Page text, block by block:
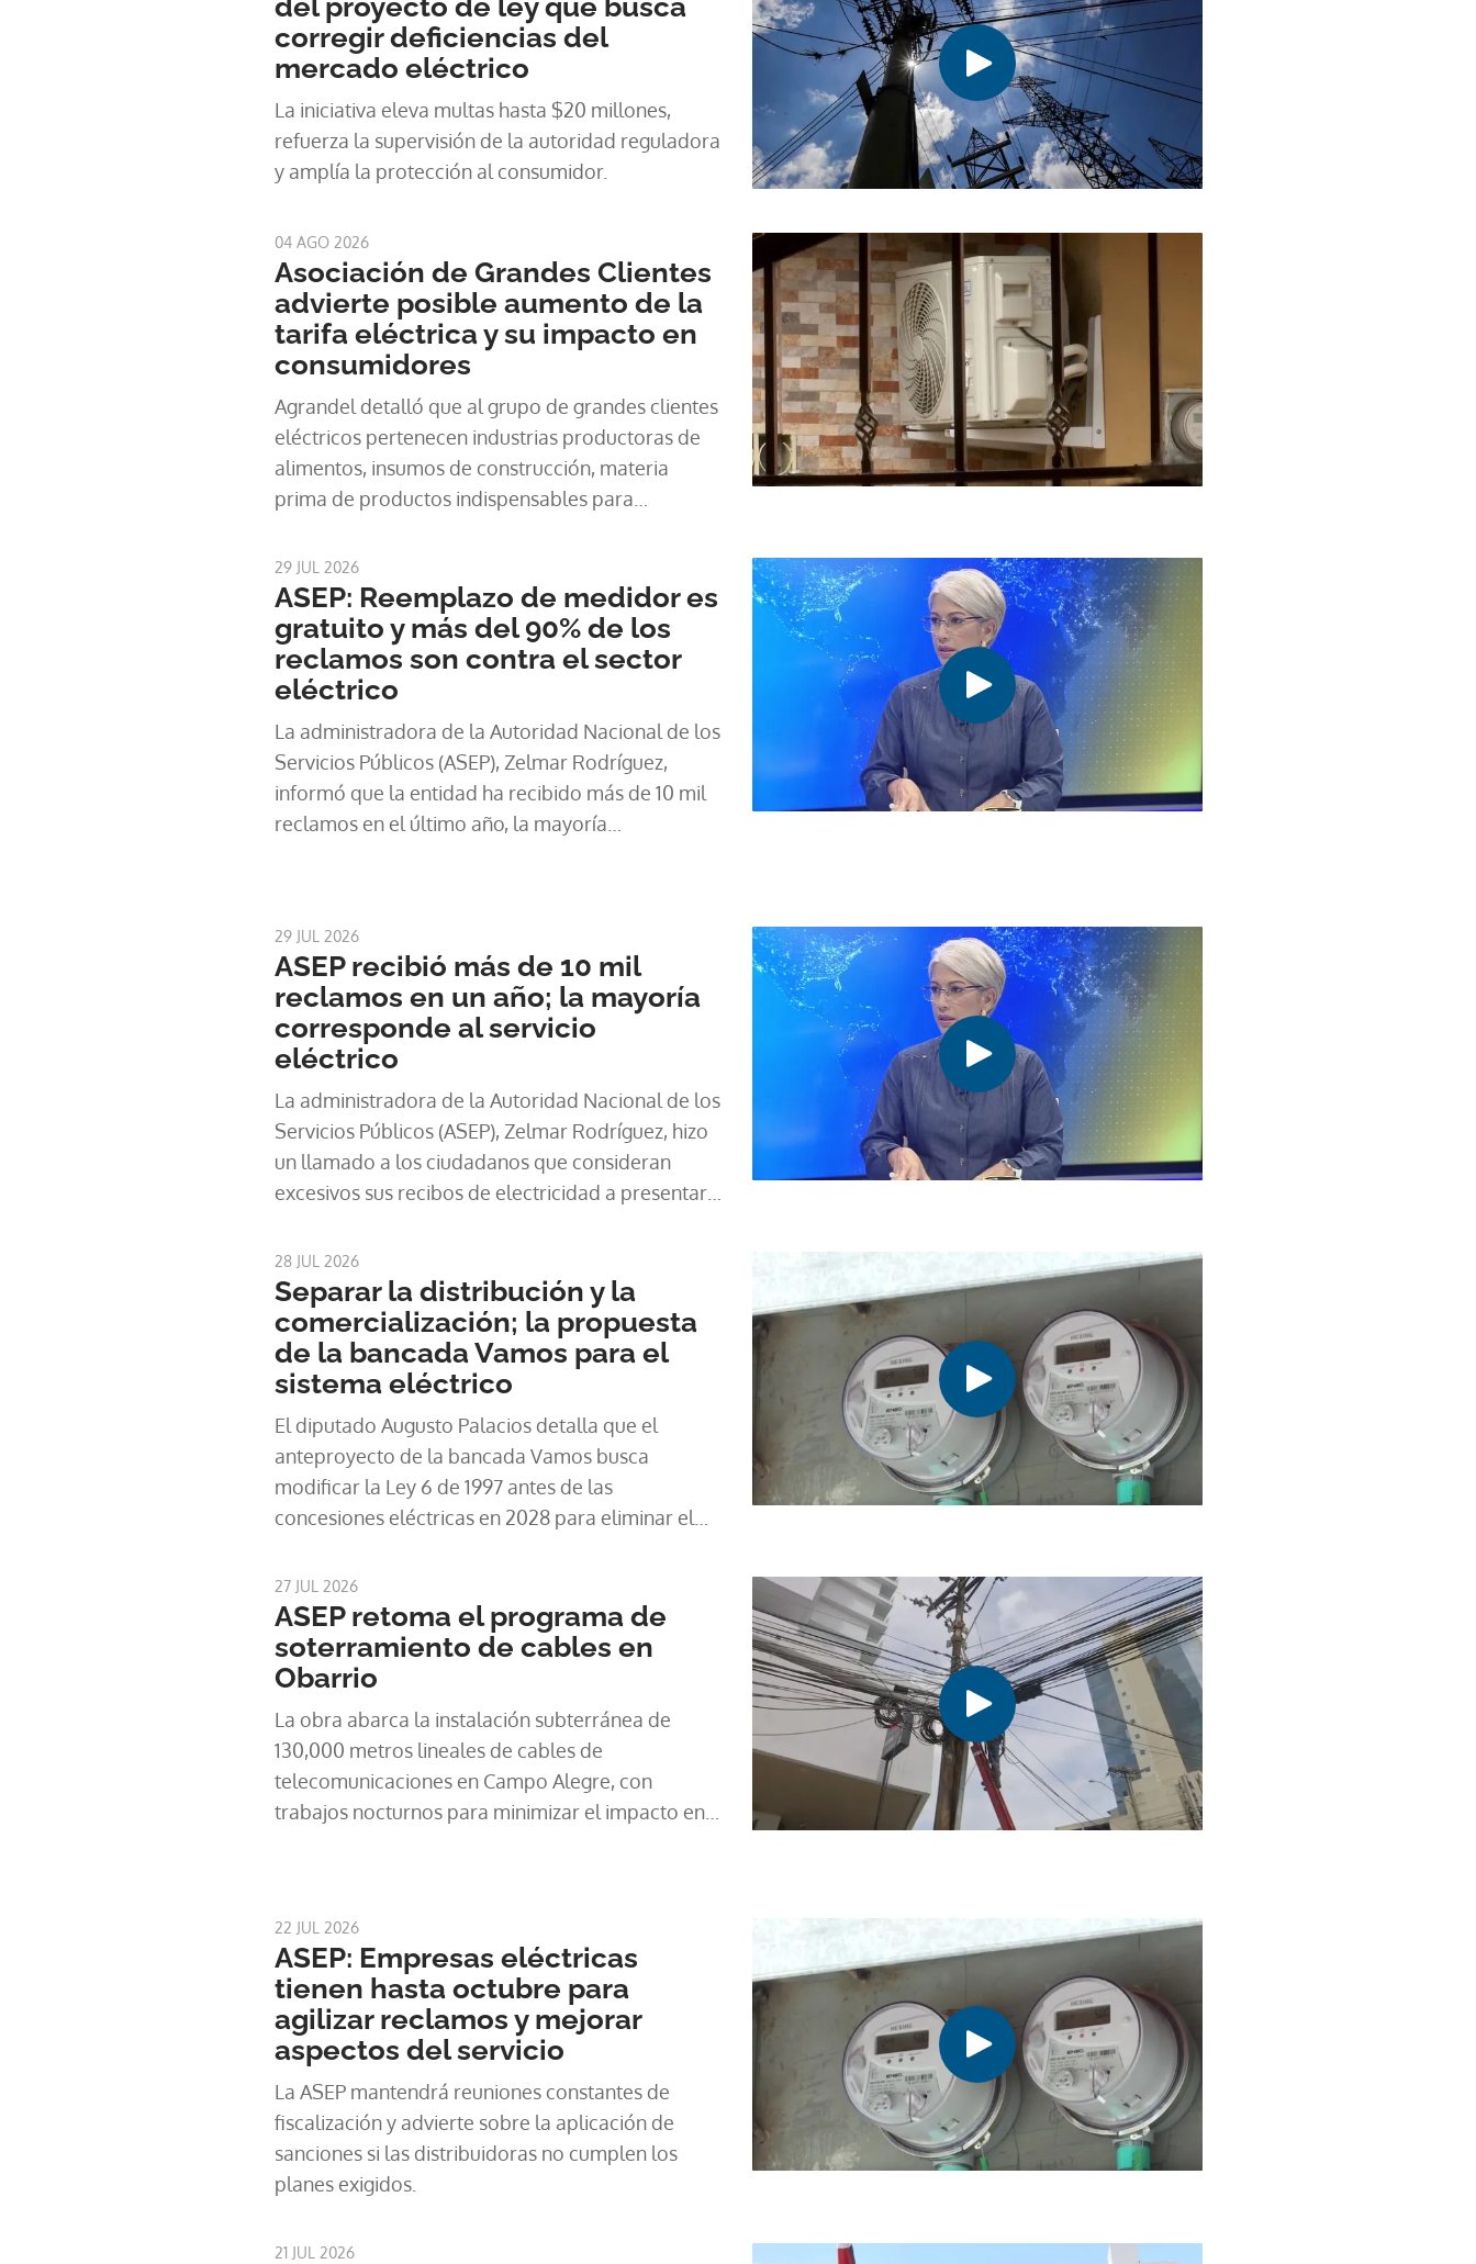
del proyecto de ley que busca
corregir deficiencias del
mercado eléctrico
La iniciativa eleva multas hasta $20 millones,
refuerza la supervisión de la autoridad reguladora
y amplía la protección al consumidor.
04 AGO 2026
Asociación de Grandes Clientes
advierte posible aumento de la
tarifa eléctrica y su impacto en
consumidores
Agrandel detalló que al grupo de grandes clientes
eléctricos pertenecen industrias productoras de
alimentos, insumos de construcción, materia
prima de productos indispensables para
empresas que empl
29 JUL 2026
ASEP: Reemplazo de medidor es
gratuito y más del 90% de los
reclamos son contra el sector
eléctrico
La administradora de la Autoridad Nacional de los
Servicios Públicos (ASEP), Zelmar Rodríguez,
informó que la entidad ha recibido más de 10 mil
reclamos en el último año, la mayoría
29 JUL 2026
ASEP recibió más de 10 mil
reclamos en un año; la mayoría
corresponde al servicio
eléctrico
La administradora de la Autoridad Nacional de los
Servicios Públicos (ASEP), Zelmar Rodríguez, hizo
un llamado a los ciudadanos que consideran
excesivos sus recibos de electricidad a presentar
lugar de
28 JUL 2026
Separar la distribución y la
comercialización; la propuesta
de la bancada Vamos para el
sistema eléctrico
El diputado Augusto Palacios detalla que el
anteproyecto de la bancada Vamos busca
modificar la Ley 6 de 1997 antes de las
concesiones eléctricas en 2028 para eliminar el
27 JUL 2026
ASEP retoma el programa de
soterramiento de cables en
Obarrio
La obra abarca la instalación subterránea de
130,000 metros lineales de cables de
telecomunicaciones en Campo Alegre, con
trabajos nocturnos para minimizar el impacto en
22 JUL 2026
ASEP: Empresas eléctricas
tienen hasta octubre para
agilizar reclamos y mejorar
aspectos del servicio
La ASEP mantendrá reuniones constantes de
fiscalización y advierte sobre la aplicación de
sanciones si las distribuidoras no cumplen los
planes exigidos.
21 JUL 2026